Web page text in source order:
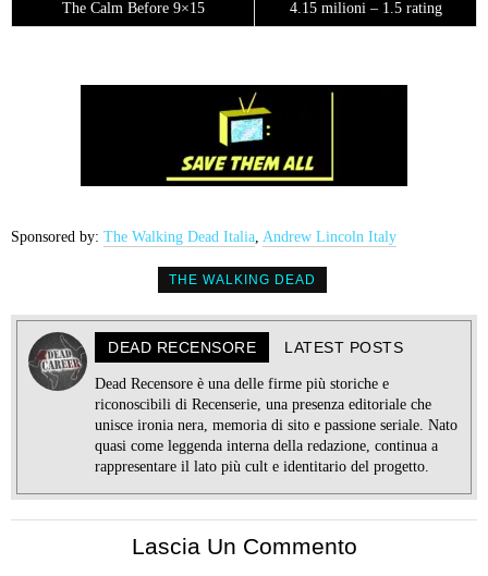
The Calm Before 9×15 4.15 milioni – 1.5 rating
Sponsored by: The Walking Dead Italia Andrew Lincoln Italy
THE WALKING DEAD
DEAD RECENSORE LATEST POSTS
Dead Recensore è una delle firme più storiche e
riconoscibili di Recenserie, una presenza editoriale che
unisce ironia nera, memoria di sito e passione seriale. Nato
quasi come leggenda interna della redazione, continua a
rappresentare il lato più cult e identitario del progetto.
Lascia Un Commento